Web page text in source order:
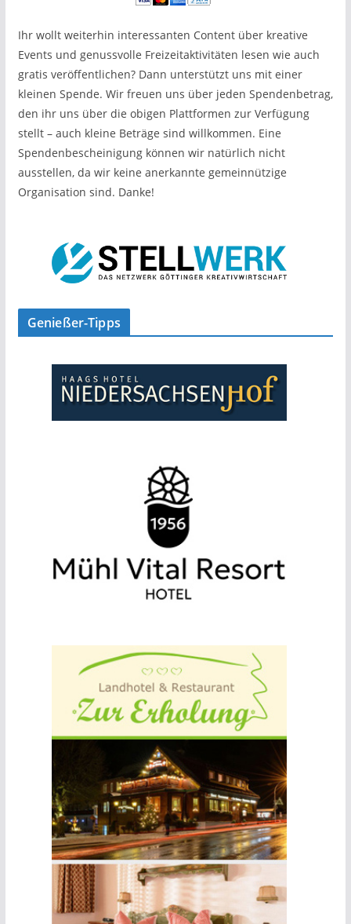
Ihr wollt weiterhin interessanten Content über kreative
Events und genussvolle Freizeitaktivitäten lesen wie auch
gratis veröffentlichen? Dann unterstützt uns mit einer
kleinen Spende. Wir freuen uns über jeden Spendenbetrag,
den ihr uns über die obigen Plattformen zur Verfügung
stellt – auch kleine Beträge sind willkommen. Eine
Spendenbescheinigung können wir natürlich nicht
ausstellen, da wir keine anerkannte gemeinnützige
Organisation sind. Danke!
Genießer-Tipps